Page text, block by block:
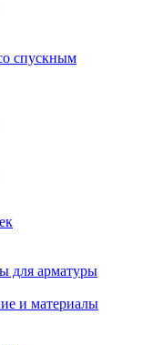
спускным
для арматуры
и материалы